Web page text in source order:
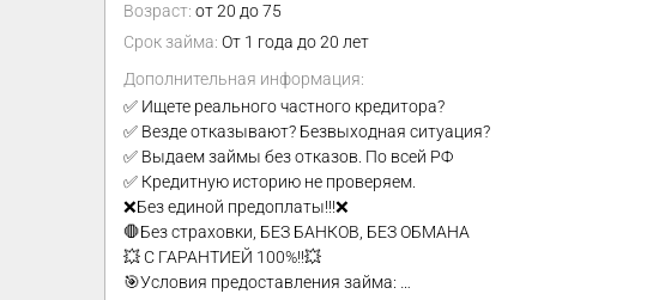
Возраст: от 20 до 75
Срок займа: От 1 года до 20 лет
Дополнительная информация:
✅ Ищете реального частного кредитора?
✅ Везде отказывают? Безвыходная ситуация?
✅ Выдаем займы без отказов. По всей РФ
✅ Кредитную историю не проверяем.
❌Без единой предоплаты!!!❌
🛑Без страховки, БЕЗ БАНКОВ, БЕЗ ОБМАНА
💥 С ГАРАНТИЕЙ 100%!!💥
🎯Условия предоставления займа: …